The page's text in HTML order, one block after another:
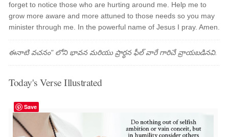
forget to notice those who are hurting around me. Help me to
grow more aware and more attuned to those needs so you may
minister through me. In the powerful name of Jesus I pray. Amen.
ఈనాటి వచనం" లోని భావన మరియు ప్రార్థన ఫీల్ వారే గారిచే వ్రాయబడినవి.
Today's Verse Illustrated
Save